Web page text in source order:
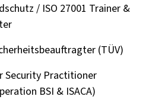
/ ISO 27001 Trainer &
(TÜV)
Security Practitioner
BSI & ISACA)